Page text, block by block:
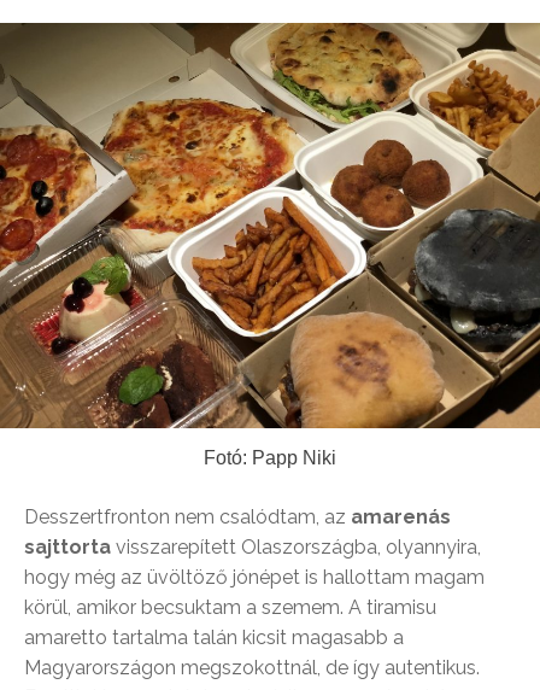
Fotó: Papp Niki
Desszertfronton nem csalódtam, az amarenás
sajttorta visszarepített Olaszországba, olyannyira,
hogy még az üvöltöző jónépet is hallottam magam
körül, amikor becsuktam a szemem. A tiramisu
amaretto tartalma talán kicsit magasabb a
Magyarországon megszokottnál, de így autentikus.